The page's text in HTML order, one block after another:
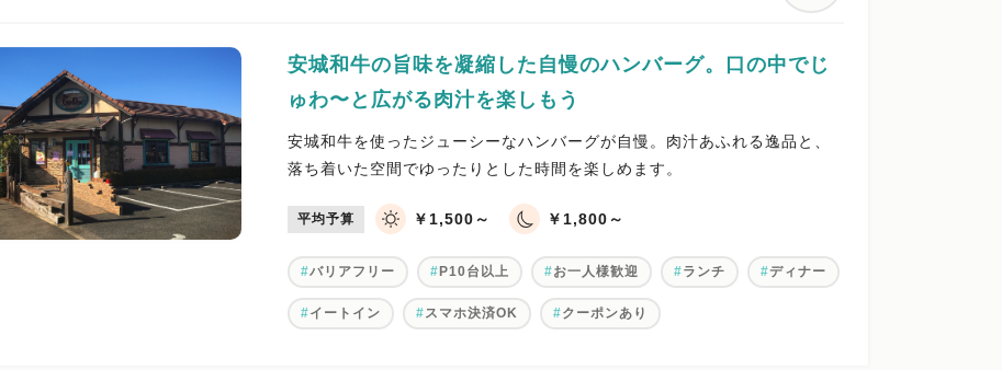
安城和牛の旨味を凝縮した自慢のハンバーグ。口の中でじ
ゅわ〜と広がる肉汁を楽しもう
安城和牛を使ったジューシーなハンバーグが自慢。肉汁あふれる逸品と、
落ち着いた空間でゆったりとした時間を楽しめます。
平均予算 ￥1,500～ ￥1,800～
バリアフリー P10台以上 お一人様歓迎 ランチ ディナー
イートイン スマホ決済OK クーポンあり